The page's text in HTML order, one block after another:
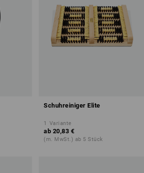
Schuhreiniger Elite
1 Variante
ab 20,83 €
(m. MwSt.) ab 5 Stück